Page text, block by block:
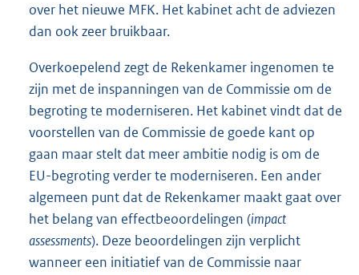
over het nieuwe MFK. Het kabinet acht de adviezen
dan ook zeer bruikbaar.
Overkoepelend zegt de Rekenkamer ingenomen te
zijn met de inspanningen van de Commissie om de
begroting te moderniseren. Het kabinet vindt dat de
voorstellen van de Commissie de goede kant op
gaan maar stelt dat meer ambitie nodig is om de
EU-begroting verder te moderniseren. Een ander
algemeen punt dat de Rekenkamer maakt gaat over
het belang van effectbeoordelingen (impact
assessments). Deze beoordelingen zijn verplicht
wanneer een initiatief van de Commissie naar